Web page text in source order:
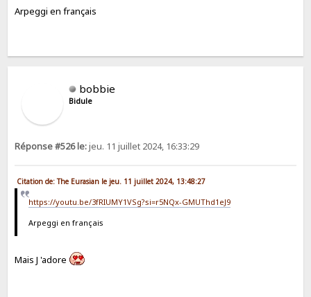
Arpeggi en français
bobbie
Bidule
Réponse #526 le:jeu. 11 juillet 2024, 16:33:29
Citation de: The Eurasian le jeu. 11 juillet 2024, 13:48:27
https://youtu.be/3fRIUMY1VSg?si=r5NQx-GMUThd1eJ9
Arpeggi en français
Mais J 'adore